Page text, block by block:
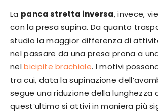
La panca stretta inversa, invece,
con la presa supina. Da quanto
studio la maggior differenza di
nel passare da una presa prona a
nelbicipite brachiale. I motivi
tra cui, data la supinazione
segue una riduzione della lunghezza
quest’ultimo si attivi in maniera più